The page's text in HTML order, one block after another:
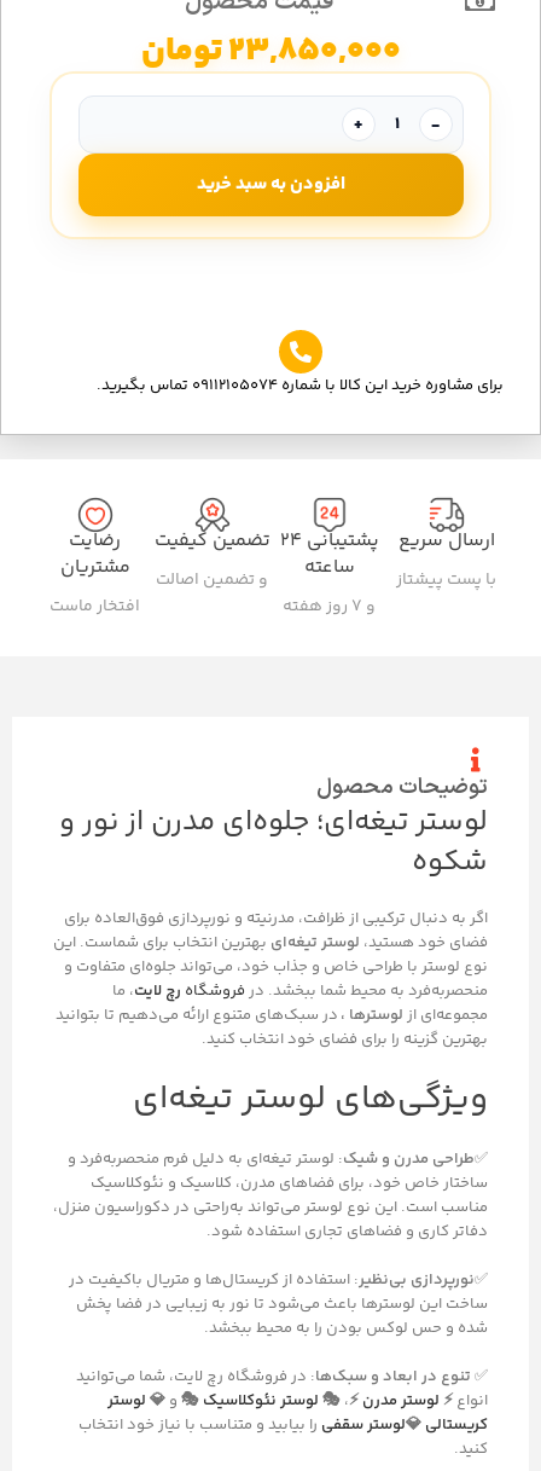
23,850,000تومان
-
+
افزودن به سبد خرید
برای مشاوره خرید این کالا با شماره 09112105074 تماس بگیرید.
ارسال سریع
با پست پیشتاز
پشتیبانی ۲۴
ساعته
و ۷ روز هفته
تضمین کیفیت
و تضمین اصالت
رضایت
مشتریان
افتخار ماست
توضیحات محصول
لوستر تیغه‌ای؛ جلوه‌ای مدرن از نور و
شکوه
اگر به دنبال ترکیبی از ظرافت، مدرنیته و نورپردازی فوق‌العاده برای
فضای خود هستید، لوستر تیغه‌ای بهترین انتخاب برای شماست. این
نوع لوستر با طراحی خاص و جذاب خود، می‌تواند جلوه‌ای متفاوت و
منحصربه‌فرد به محیط شما ببخشد. در فروشگاه رچ لایت، ما
مجموعه‌ای از لوسترها ، در سبک‌های متنوع ارائه می‌دهیم تا بتوانید
بهترین گزینه را برای فضای خود انتخاب کنید.
ویژگی‌های لوستر تیغه‌ای
✅طراحی مدرن و شیک: لوستر تیغه‌ای به دلیل فرم منحصر‌به‌فرد و
ساختار خاص خود، برای فضاهای مدرن، کلاسیک و نئوکلاسیک
مناسب است. این نوع لوستر می‌تواند به‌راحتی در دکوراسیون منزل،
دفاتر کاری و فضاهای تجاری استفاده شود.
✅نورپردازی بی‌نظیر: استفاده از کریستال‌ها و متریال باکیفیت در
ساخت این لوسترها باعث می‌شود تا نور به زیبایی در فضا پخش
شده و حس لوکس بودن را به محیط ببخشد.
✅ تنوع در ابعاد و سبک‌ها: در فروشگاه رچ لایت، شما می‌توانید
انواع⚡ لوستر مدرن⚡، 🎭 لوستر نئوکلاسیک 🎭 و 💎 لوستر
کریستالی 💎لوستر سقفی را بیابید و متناسب با نیاز خود انتخاب
کنید.